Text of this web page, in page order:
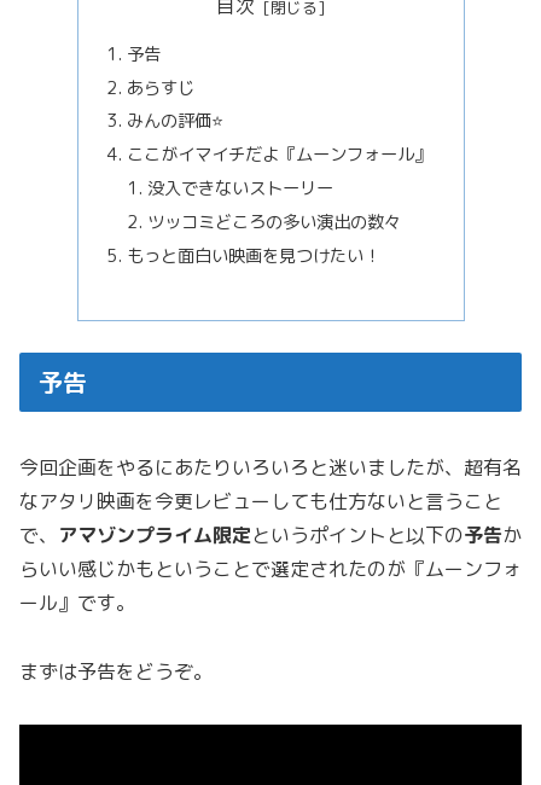
目次
予告
あらすじ
みんの評価⭐️
ここがイマイチだよ『ムーンフォール』
没入できないストーリー
ツッコミどころの多い演出の数々
もっと面白い映画を見つけたい！
予告
今回企画をやるにあたりいろいろと迷いましたが、超有名
なアタリ映画を今更レビューしても仕方ないと言うこと
で、 アマゾンプライム限定というポイントと以下の予告か
らいい感じかもということで選定されたのが『ムーンフォ
ール』です。
まずは予告をどうぞ。